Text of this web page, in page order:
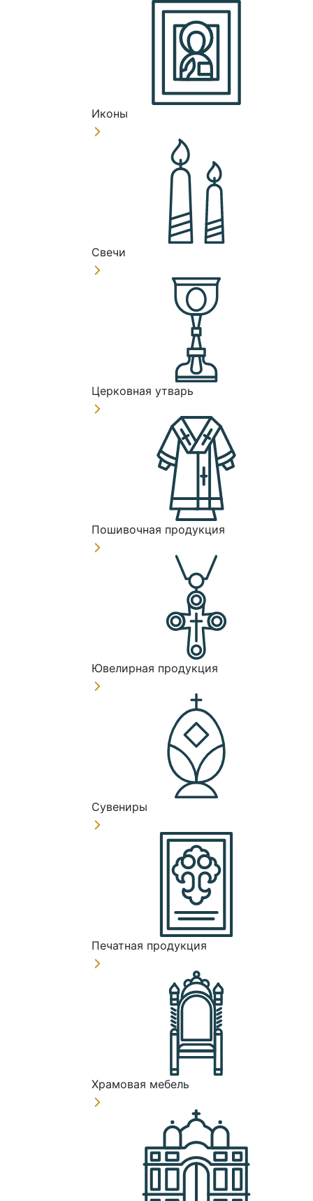
Иконы
Свечи
Церковная утварь
Пошивочная продукция
Ювелирная продукция
Сувениры
Печатная продукция
Храмовая мебель